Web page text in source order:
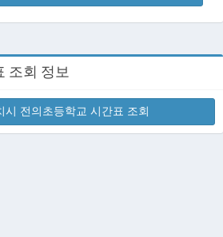
조회 정보
시 전의초등학교 시간표 조회